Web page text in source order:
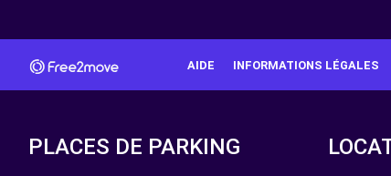
AIDE INFORMATIONS LÉGALES
PLACES DE PARKING